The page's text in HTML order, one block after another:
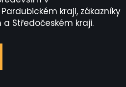
kraji, zákazníky
Středočeském kraji.